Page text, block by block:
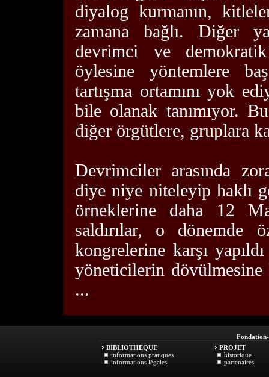
diyalog kurmanın,
zamana bağlı. Diğer
devrimci ve
öylesine yöntemlere
tartışma ortamını yok
bile olanak tanımıyor.
diğer örgütlere, gruplara
Devrimciler arasında
diye niye niteleyip haklı
örneklerine daha 12
saldırılar, o dönemde
kongrelerine karşı
yöneticilerin dövülmesine
...
Fondation
BIBLIOTHEQUE
informations pratiques
informations légales
PROJET
historique
partenaires